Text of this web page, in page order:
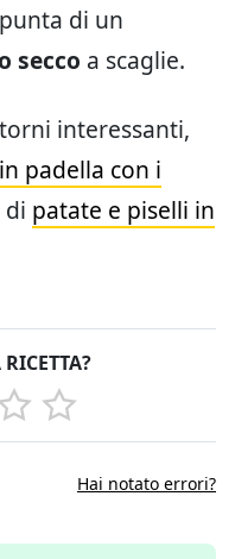
di un
secco a scaglie.
interessanti,
padella con i
di patate e piselli in
Hai notato errori?